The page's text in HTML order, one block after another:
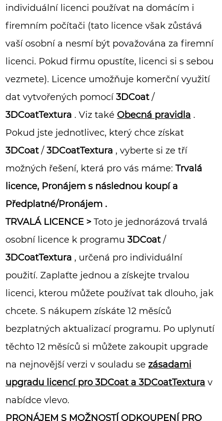
individuální licenci používat na domácím i
firemním počítači (tato licence však zůstává
vaší osobní a nesmí být považována za firemní
licenci. Pokud firmu opustíte, licenci si s sebou
vezmete). Licence umožňuje komerční využití
dat vytvořených pomocí3DCoat/
3DCoatTextura . Viz také Obecná pravidla .
Pokud jste jednotlivec, který chce získat
3DCoat/3DCoatTextura , vyberte si ze tří
možných řešení, která pro vás máme:Trvalá
licence, Pronájem s následnou koupí a
Předplatné/Pronájem .
TRVALÁ LICENCE > Toto je jednorázová trvalá
osobní licence k programu3DCoat/
3DCoatTextura , určená pro individuální
použití. Zaplaťte jednou a získejte trvalou
licenci, kterou můžete používat tak dlouho, jak
chcete. S nákupem získáte 12 měsíců
bezplatných aktualizací programu. Po uplynutí
těchto 12 měsíců si můžete zakoupit upgrade
na nejnovější verzi v souladu sezásadami
upgradu licencí pro 3DCoat a 3DCoatTextura v
nabídce vlevo.
PRONÁJEM S MOŽNOSTÍ ODKOUPENÍ PRO